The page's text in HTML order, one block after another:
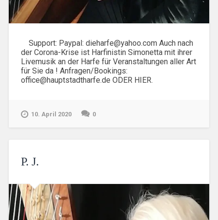
Support: Paypal: dieharfe@yahoo.com Auch nach
der Corona-Krise ist Harfinistin Simonetta mit ihrer
Livemusik an der Harfe für Veranstaltungen aller Art
für Sie da ! Anfragen/Bookings:
office@hauptstadtharfe.de ODER HIER.
10. April 2020 0
P. J.